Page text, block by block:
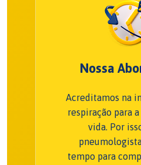
Nossa
Acreditamos na
respiração para
vida. Por
tempo para